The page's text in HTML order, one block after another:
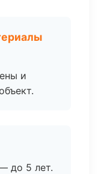
и
до 5 лет.